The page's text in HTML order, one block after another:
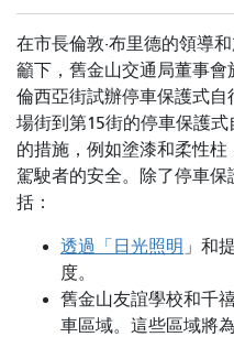
在市長倫敦·布里德的領導
籲下，舊金山交通局董事
倫西亞街試辦停車保護式
場街到第15街的停車保護
的措施，例如塗漆和柔性
駕駛者的安全。除了停車
括：
透過「日光照明 」和
度。
舊金山友誼學校和千
車區域。這些區域將